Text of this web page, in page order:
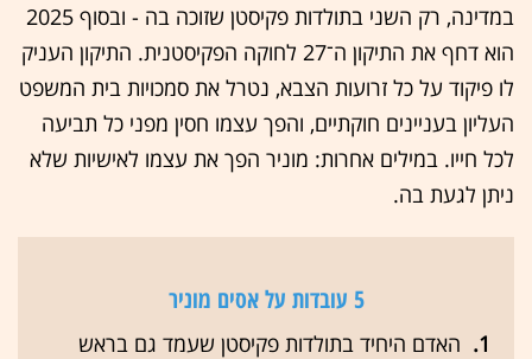
במדינה, רק השני בתולדות פקיסטן שזוכה בה - ובסוף 2025
הוא דחף את התיקון ה־27 לחוקה הפקיסטנית. התיקון העניק
לו פיקוד על כל זרועות הצבא, נטרל את סמכויות בית המשפט
העליון בעניינים חוקתיים, והפך עצמו חסין מפני כל תביעה
לכל חייו. במילים אחרות: מוניר הפך את עצמו לאישיות שלא
ניתן לגעת בה.
5 עובדות על אסים מוניר
1.
האדם היחיד בתולדות פקיסטן שעמד גם בראש